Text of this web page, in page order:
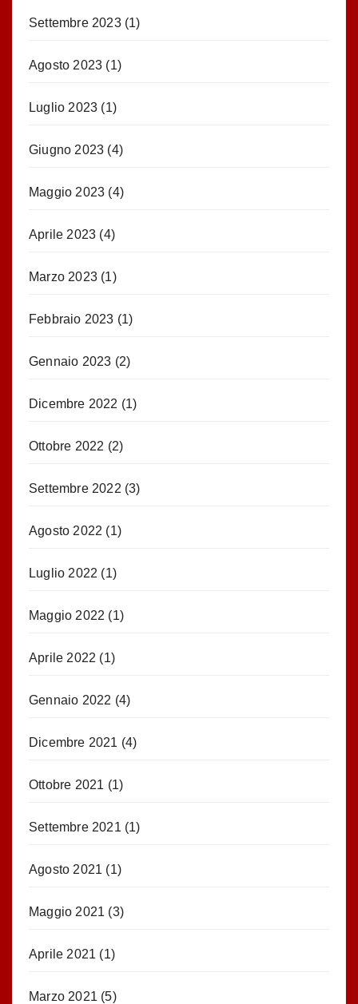
Settembre 2023(1)
Agosto 2023 (1)
Luglio 2023 (1)
Giugno 2023 (4)
Maggio 2023 (4)
Aprile 2023 (4)
Marzo 2023 (1)
Febbraio 2023 (1)
Gennaio 2023 (2)
Dicembre 2022 (1)
Ottobre 2022 (2)
Settembre 2022 (3)
Agosto 2022 (1)
Luglio 2022 (1)
Maggio 2022 (1)
Aprile 2022 (1)
Gennaio 2022 (4)
Dicembre 2021 (4)
Ottobre 2021 (1)
Settembre 2021 (1)
Agosto 2021 (1)
Maggio 2021 (3)
Aprile 2021 (1)
Marzo 2021 (5)